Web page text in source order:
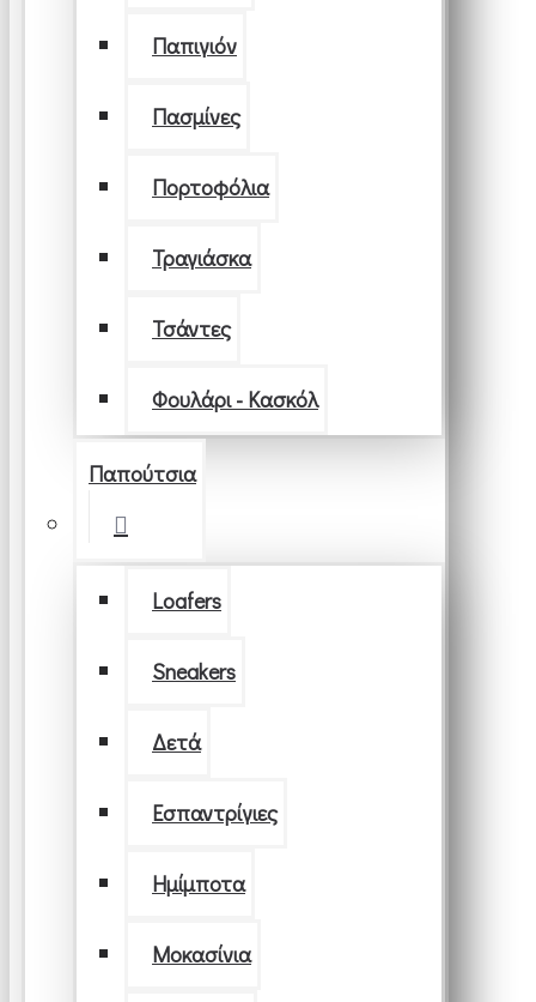
Παπιγιόν
Πασμίνες
Πορτοφόλια
Τραγιάσκα
Τσάντες
Φουλάρι - Κασκόλ
Παπούτσια
Loafers
Sneakers
Δετά
Εσπαντρίγιες
Ημίμποτα
Μοκασίνια